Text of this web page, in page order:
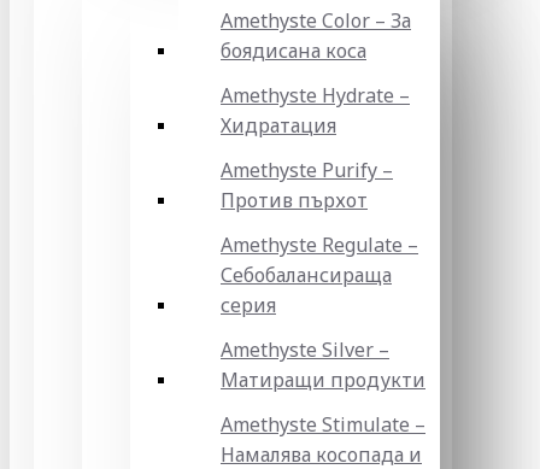
Amethyste Color – За
боядисана коса
Amethyste Hydrate –
Хидратация
Amethyste Purify –
Против пърхот
Amethyste Regulate –
Себобалансираща
серия
Amethyste Silver –
Матиращи продукти
Amethyste Stimulate –
Намалява косопада и